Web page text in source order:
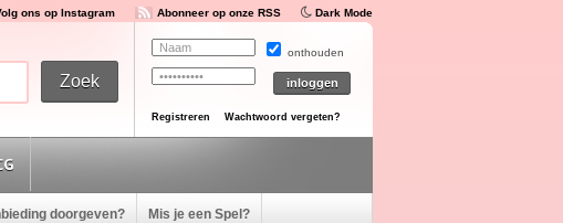
ons op Instagram Abonneer op onze RSS Dark Mode
onthouden
Registreren Wachtwoord vergeten?
doorgeven? Mis je een Spel?